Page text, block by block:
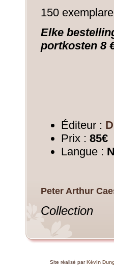
150
Elke
portkosten 8
Éditeur :
Prix : 85€
Langue :
Peter Arthur
Collection
Site réalisé parKévin